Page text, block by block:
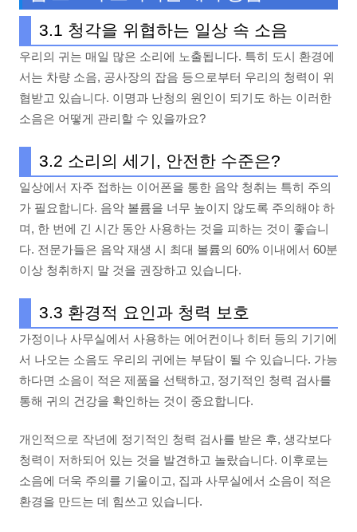
3.1 청각을 위협하는 일상 속 소음
우리의 귀는 매일 많은 소리에 노출됩니다. 특히 도시 환경에
서는 차량 소음, 공사장의 잡음 등으로부터 우리의 청력이 위
협받고 있습니다. 이명과 난청의 원인이 되기도 하는 이러한
소음은 어떻게 관리할 수 있을까요?
3.2 소리의 세기, 안전한 수준은?
일상에서 자주 접하는 이어폰을 통한 음악 청취는 특히 주의
가 필요합니다. 음악 볼륨을 너무 높이지 않도록 주의해야 하
며, 한 번에 긴 시간 동안 사용하는 것을 피하는 것이 좋습니
다. 전문가들은 음악 재생 시 최대 볼륨의 60% 이내에서 60분
이상 청취하지 말 것을 권장하고 있습니다.
3.3 환경적 요인과 청력 보호
가정이나 사무실에서 사용하는 에어컨이나 히터 등의 기기에
서 나오는 소음도 우리의 귀에는 부담이 될 수 있습니다. 가능
하다면 소음이 적은 제품을 선택하고, 정기적인 청력 검사를
통해 귀의 건강을 확인하는 것이 중요합니다.
개인적으로 작년에 정기적인 청력 검사를 받은 후, 생각보다
청력이 저하되어 있는 것을 발견하고 놀랐습니다. 이후로는
소음에 더욱 주의를 기울이고, 집과 사무실에서 소음이 적은
환경을 만드는 데 힘쓰고 있습니다.